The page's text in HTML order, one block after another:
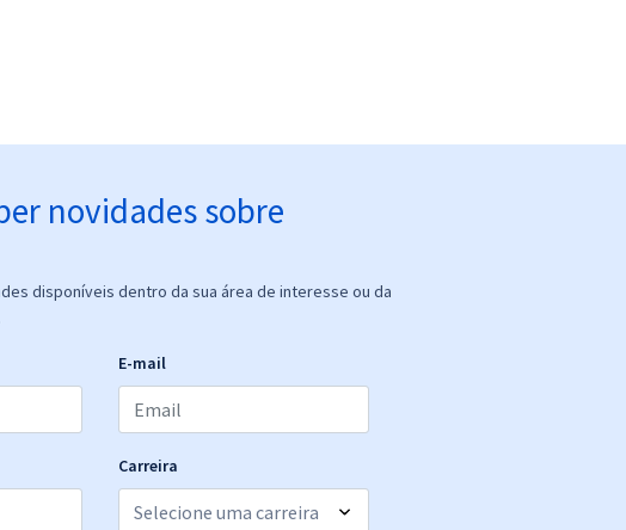
novidades sobre
disponíveis dentro da sua área de interesse ou da
E-mail
Carreira